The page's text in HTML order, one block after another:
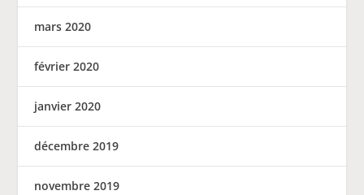
mars 2020
février 2020
janvier 2020
décembre 2019
novembre 2019